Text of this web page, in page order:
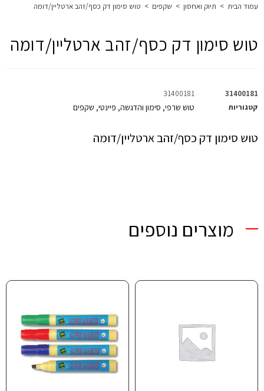
עמוד הבית > תיוק ואחסון > שקפים > טוש סימון דק כסף/זהב ארטליין/דומה
טוש סימון דק כסף/זהב ארטליין/דומה
31400181
31400181
קטגוריות
טוש שרפי, סימון והדגשה, פיינטי, שקפים
טוש סימון דק כסף/זהב ארטליין/דומה
מוצרים נוספים